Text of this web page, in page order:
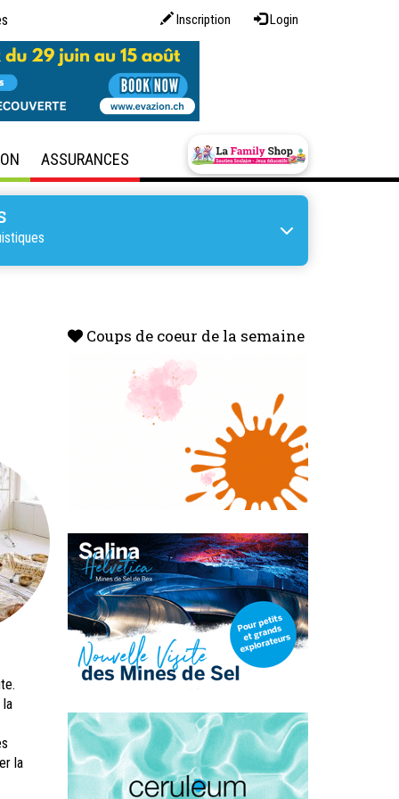
Inscription Login
ASSURANCES
la
Coups de coeur de la semaine